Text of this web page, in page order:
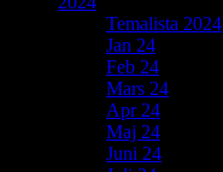
Temalista 2024
Jan 24
Feb 24
Mars 24
Apr 24
Maj 24
Juni 24